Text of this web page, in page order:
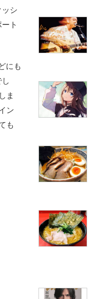
シ
ト
にも
ま
ン
も